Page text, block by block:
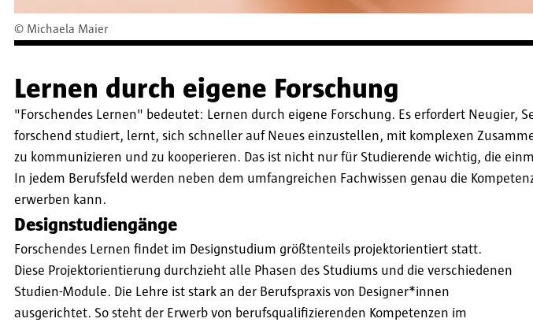
© Michaela Maier
Lernen durch eigene Forschung
"Forschendes Lernen" bedeutet: Lernen durch eigene Forschung. Es erfordert Neugier,
forschend studiert, lernt, sich schneller auf Neues einzustellen, mit komplexen
zu kommunizieren und zu kooperieren. Das ist nicht nur für Studierende wichtig, die
In jedem Berufsfeld werden neben dem umfangreichen Fachwissen genau die
erwerben kann.
Designstudiengänge
Forschendes Lernen findet im Designstudium größtenteils projektorientiert statt.
Diese Projektorientierung durchzieht alle Phasen des Studiums und die verschiedenen
Studien-Module. Die Lehre ist stark an der Berufspraxis von Designer*innen
ausgerichtet. So steht der Erwerb von berufsqualifizierenden Kompetenzen im